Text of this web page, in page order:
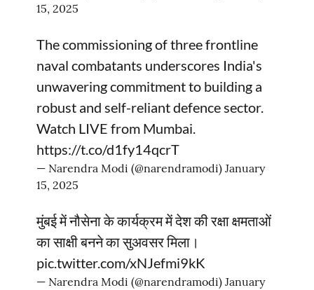
15, 2025
The commissioning of three frontline
naval combatants underscores India's
unwavering commitment to building a
robust and self-reliant defence sector.
Watch LIVE from Mumbai.
https://t.co/d1fy14qcrT
— Narendra Modi (@narendramodi) January
15, 2025
मुंबई में नौसेना के कार्यक्रम में देश की रक्षा क्षमताओं
का साक्षी बनने का सुअवसर मिला।
pic.twitter.com/xNJefmi9kK
— Narendra Modi (@narendramodi) January